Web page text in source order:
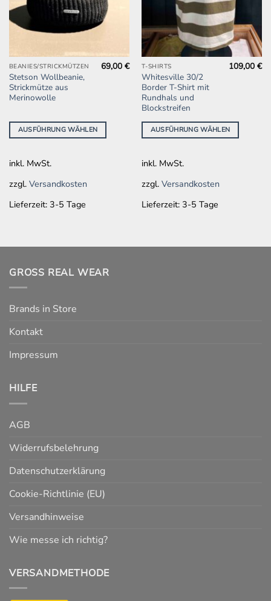
BEANIES/STRICKMÜTZEN
Stetson Wollbeanie,
Strickmütze aus
Merinowolle
69,00€
AUSFÜHRUNG WÄHLEN
Dieses
Produkt
weist
Varianten
auf.
Optionen
können
auf
Produktseite
inkl. MwSt.
zzgl. Versandkosten
Lieferzeit: 3-5 Tage
T-SHIRTS
Whitesville 30/2
Border T-Shirt mit
Rundhals und
Blockstreifen
109,00€
AUSFÜHRUNG WÄHLEN
Dieses
Produkt
weist
mehrere
Varianten
auf.
Optionen
können
auf
Produktseite
inkl. MwSt.
zzgl. Versandkosten
Lieferzeit: 3-5 Tage
GROSS REAL WEAR
Brands in Store
Kontakt
Impressum
HILFE
AGB
Widerrufsbelehrung
Datenschutzerklärung
Cookie-Richtlinie (EU)
Versandhinweise
Wie messe ich richtig?
VERSANDMETHODE